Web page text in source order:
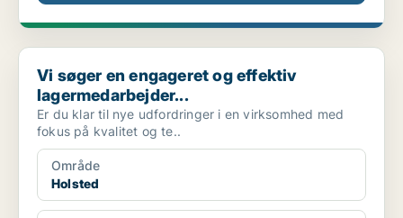
Vi søger en engageret og effektiv lagermedarbejder...
Vi søger en engageret og effektiv
lagermedarbejder...
Er du klar til nye udfordringer i en virksomhed med
fokus på kvalitet og te..
Område
Holsted